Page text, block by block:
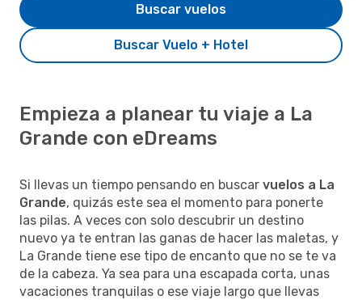
Buscar Vuelo + Hotel
Buscar vuelos
Empieza a planear tu viaje a La
Grande con eDreams
Si llevas un tiempo pensando en buscar vuelos a La
Grande, quizás este sea el momento para ponerte
las pilas. A veces con solo descubrir un destino
nuevo ya te entran las ganas de hacer las maletas, y
La Grande tiene ese tipo de encanto que no se te va
de la cabeza. Ya sea para una escapada corta, unas
vacaciones tranquilas o ese viaje largo que llevas